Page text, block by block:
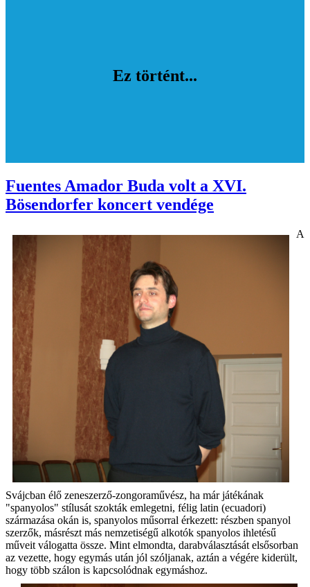
Ez történt...
Fuentes Amador Buda volt a XVI.
Bösendorfer koncert vendége
A
Svájcban élő zeneszerző-zongoraművész, ha már játékának
"spanyolos" stílusát szokták emlegetni, félig latin (ecuadori)
származása okán is, spanyolos műsorral érkezett: részben spanyol
szerzők, másrészt más nemzetiségű alkotók spanyolos ihletésű
műveit válogatta össze. Mint elmondta, darabválasztását elsősorban
az vezette, hogy egymás után jól szóljanak, aztán a végére kiderült,
hogy több szálon is kapcsolódnak egymáshoz.